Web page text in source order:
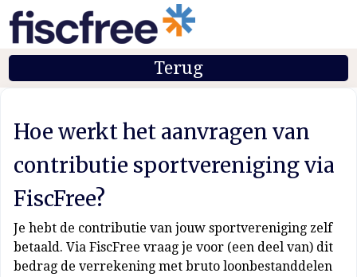
Terug
Hoe werkt het aanvragen van
contributie sportvereniging via
FiscFree?
Je hebt de contributie van jouw sportvereniging zelf
betaald. Via FiscFree vraag je voor (een deel van) dit
bedrag de verrekening met bruto loonbestanddelen